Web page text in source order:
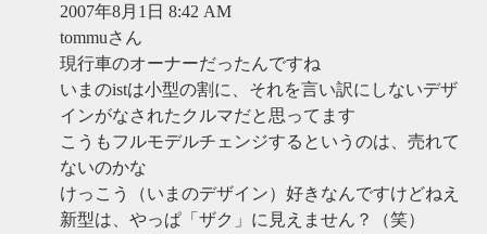
2007年8月1日 8:42 AM
tommuさん
現行車のオーナーだったんですね
いまのistは小型の割に、それを言い訳にしないデザ
インがなされたクルマだと思ってます
こうもフルモデルチェンジするというのは、売れて
ないのかな
けっこう（いまのデザイン）好きなんですけどねえ
新型は、やっぱ「ザク」に見えません？（笑）